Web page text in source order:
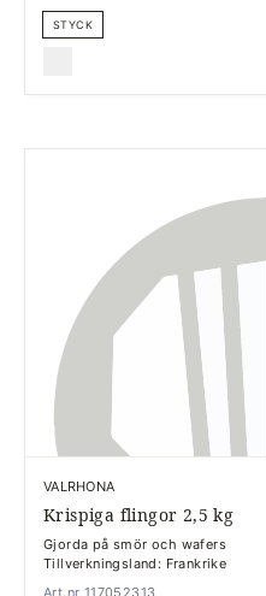
STYCK
VALRHONA
Krispiga flingor 2,5 kg
Gjorda på smör och wafers
Tillverkningsland: Frankrike
Art.nr 117052313